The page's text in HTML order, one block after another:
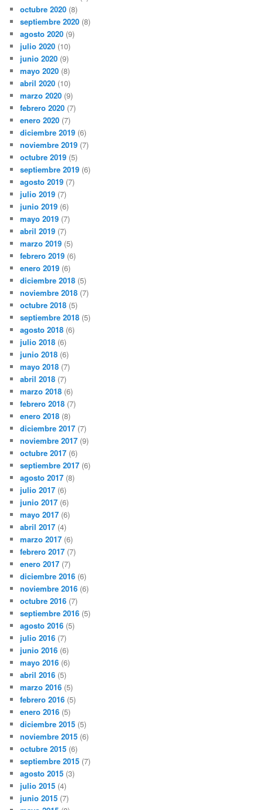
octubre 2020 (8)
septiembre 2020 (8)
agosto 2020 (9)
julio 2020 (10)
junio 2020 (9)
mayo 2020 (8)
abril 2020 (10)
marzo 2020 (9)
febrero 2020 (7)
enero 2020 (7)
diciembre 2019 (6)
noviembre 2019 (7)
octubre 2019 (5)
septiembre 2019 (6)
agosto 2019 (7)
julio 2019 (7)
junio 2019 (6)
mayo 2019 (7)
abril 2019 (7)
marzo 2019 (5)
febrero 2019 (6)
enero 2019 (6)
diciembre 2018 (5)
noviembre 2018 (7)
octubre 2018 (5)
septiembre 2018 (5)
agosto 2018 (6)
julio 2018 (6)
junio 2018 (6)
mayo 2018 (7)
abril 2018 (7)
marzo 2018 (6)
febrero 2018 (7)
enero 2018 (8)
diciembre 2017 (7)
noviembre 2017 (9)
octubre 2017 (6)
septiembre 2017 (6)
agosto 2017 (8)
julio 2017 (6)
junio 2017 (6)
mayo 2017 (6)
abril 2017 (4)
marzo 2017 (6)
febrero 2017 (7)
enero 2017 (7)
diciembre 2016 (6)
noviembre 2016 (6)
octubre 2016 (7)
septiembre 2016 (5)
agosto 2016 (5)
julio 2016 (7)
junio 2016 (6)
mayo 2016 (6)
abril 2016 (5)
marzo 2016 (5)
febrero 2016 (5)
enero 2016 (5)
diciembre 2015 (5)
noviembre 2015 (6)
octubre 2015 (6)
septiembre 2015 (7)
agosto 2015 (3)
julio 2015 (4)
junio 2015 (7)